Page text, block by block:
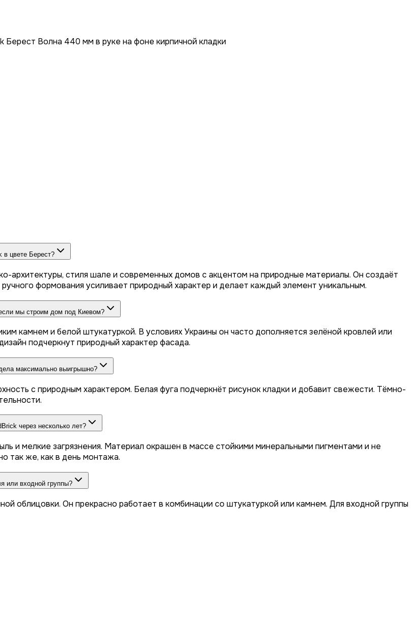
в цвете Берест?
архитектуры, стиля шале и современных домов с акцентом на природные материалы. Он создаёт
формования усиливает природный характер и делает каждый элемент уникальным.
мы строим дом под Киевом?
камнем и белой штукатуркой. В условиях Украины он часто дополняется зелёной кровлей или
подчеркнут природный характер фасада.
максимально выигрышно?
с природным характером. Белая фуга подчеркнёт рисунок кладки и добавит свежести. Тёмно-
через несколько лет?
и мелкие загрязнения. Материал окрашен в массе стойкими минеральными пигментами и не
так же, как в день монтажа.
или входной группы?
облицовки. Он прекрасно работает в комбинации со штукатуркой или камнем. Для входной группы